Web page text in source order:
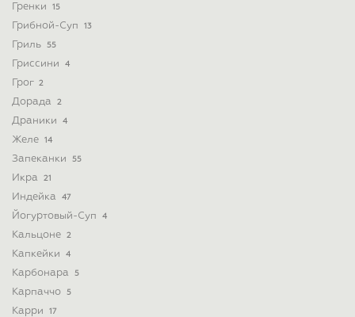
Гренки 15
Грибной-Суп 13
Гриль 55
Гриссини 4
Грог 2
Дорада 2
Драники 4
Желе 14
Запеканки 55
Икра 21
Индейка 47
Йогуртовый-Суп 4
Кальцоне 2
Капкейки 4
Карбонара 5
Карпаччо 5
Карри 17